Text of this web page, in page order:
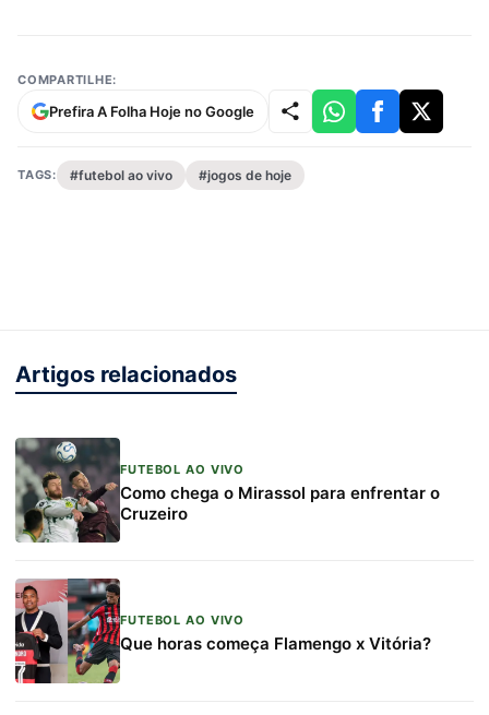
COMPARTILHE:
Prefira A Folha Hoje no Google
TAGS: #futebol ao vivo #jogos de hoje
Artigos relacionados
FUTEBOL AO VIVO
Como chega o Mirassol para enfrentar o
Cruzeiro
FUTEBOL AO VIVO
Que horas começa Flamengo x Vitória?